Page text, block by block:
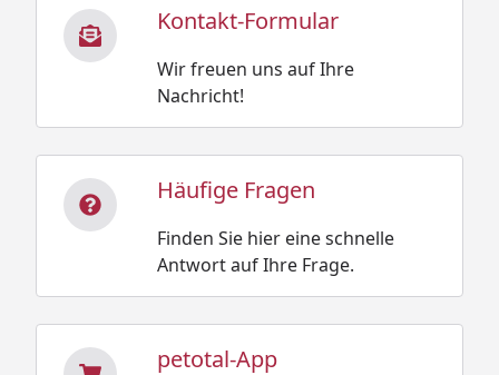
Kontakt-Formular
Wir freuen uns auf Ihre
Nachricht!
Häufige Fragen
Finden Sie hier eine schnelle
Antwort auf Ihre Frage.
petotal-App